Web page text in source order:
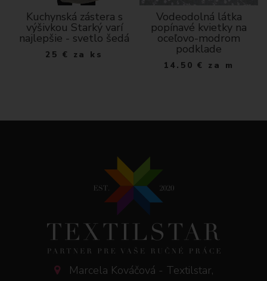
Kuchynská zástera s
výšivkou Starký varí
najlepšie - svetlo šedá
25 € za ks
Vodeodolná látka
popínavé kvietky na
oceľovo-modrom
podklade
14.50 € za m
Marcela Kováčová - Textilstar,